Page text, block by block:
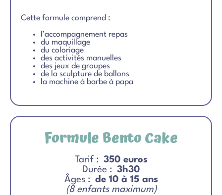
Cette formule comprend :
l’accompagnement repas
du maquillage
du coloriage
des activités manuelles
des jeux de groupes
de la sculpture de ballons
la machine à barbe à papa
Formule Bento Cake
Tarif : 350 euros
Durée : 3h30
Âges : de 10 à 15 ans
(8 enfants maximum)